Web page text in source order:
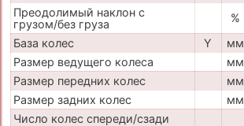
Преодолимый наклон с
грузом/без груза
%
База колес
Y мм
Размер ведущего колеса
мм
Размер передних колес
мм
Размер задних колес
мм
Число колес спереди/сзади